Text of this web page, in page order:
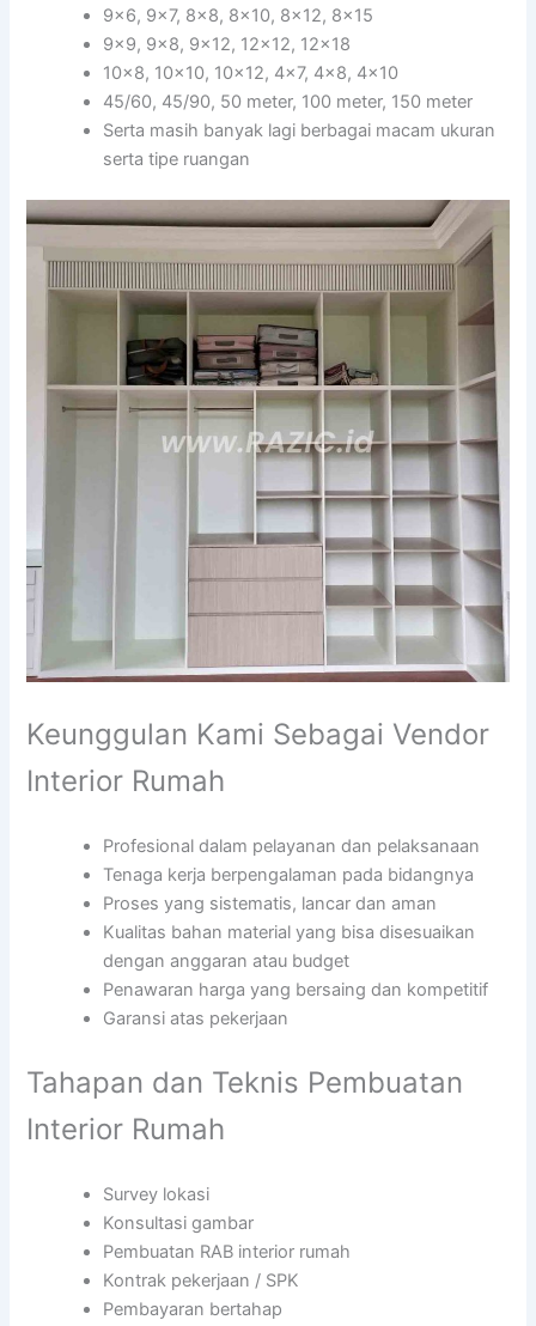
9×6, 9×7, 8×8, 8×10, 8×12, 8×15
9×9, 9×8, 9×12, 12×12, 12×18
10×8, 10×10, 10×12, 4×7, 4×8, 4×10
45/60, 45/90, 50 meter, 100 meter, 150 meter
Serta masih banyak lagi berbagai macam ukuran
serta tipe ruangan
Keunggulan Kami Sebagai Vendor
Interior Rumah
Profesional dalam pelayanan dan pelaksanaan
Tenaga kerja berpengalaman pada bidangnya
Proses yang sistematis, lancar dan aman
Kualitas bahan material yang bisa disesuaikan
dengan anggaran atau budget
Penawaran harga yang bersaing dan kompetitif
Garansi atas pekerjaan
Tahapan dan Teknis Pembuatan
Interior Rumah
Survey lokasi
Konsultasi gambar
Pembuatan RAB interior rumah
Kontrak pekerjaan / SPK
Pembayaran bertahap